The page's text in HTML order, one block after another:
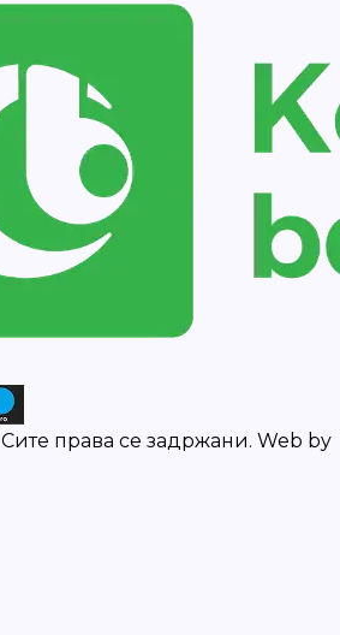
Сите права се задржани. Web by